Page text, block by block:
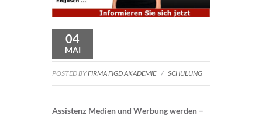
04
MAI
POSTED BYFIRMA FIGD AKADEMIE/ SCHULUNG
Assistenz Medien und Werbung werden –